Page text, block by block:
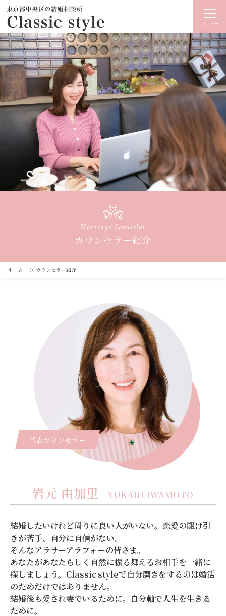
メニュー
Marriage Counselor
カウンセラー紹介
ホーム ＞ カウンセラー紹介
代表カウンセラー
岩元 由加里 YUKARI IWAMOTO
結婚したいけれど周りに良い人がいない。恋愛の駆け引
きが苦手、自分に自信がない。
そんなアラサーアラフォーの皆さま。
あなたがあなたらしく自然に振る舞えるお相手を一緒に
探しましょう。Classic styleで自分磨きをするのは婚活
のためだけではありません。
結婚後も愛され妻でいるために。自分軸で人生を生きる
ために。